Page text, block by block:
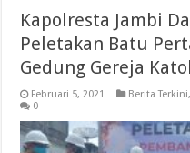
Kapolresta Jambi
Peletakan Batu
Gedung Gereja
Februari 5, 2021 Berita Terkini,
0